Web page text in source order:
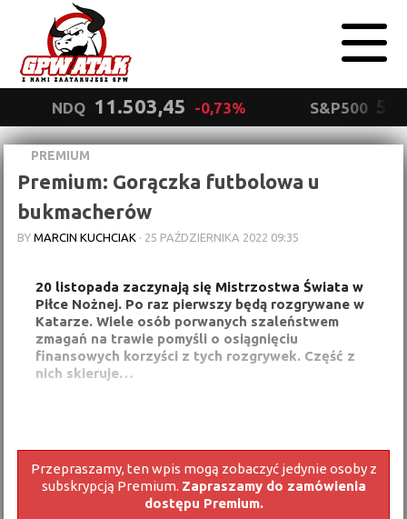
NDQ 11.503,45 -0,73% S&P500
PREMIUM
Premium: Gorączka futbolowa u
bukmacherów
BYMARCIN KUCHCIAK · 25 PAŹDZIERNIKA 2022 09:35
20 listopada zaczynają się Mistrzostwa Świata w
Piłce Nożnej. Po raz pierwszy będą rozgrywane w
Katarze. Wiele osób porwanych szaleństwem
zmagań na trawie pomyśli o osiągnięciu
finansowych korzyści z tych rozgrywek. Część z
nich skieruje…
Przepraszamy, ten wpis mogą zobaczyć jedynie osoby z
subskrypcją Premium. Zapraszamy do zamówienia
dostępu Premium.
prywatności
Wyrażam zgodę.